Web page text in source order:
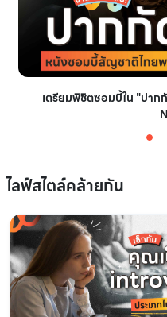
เตรียมพิชิตซอมบี้ใน "ปาก
ไลฟ์สไตล์คล้ายกัน